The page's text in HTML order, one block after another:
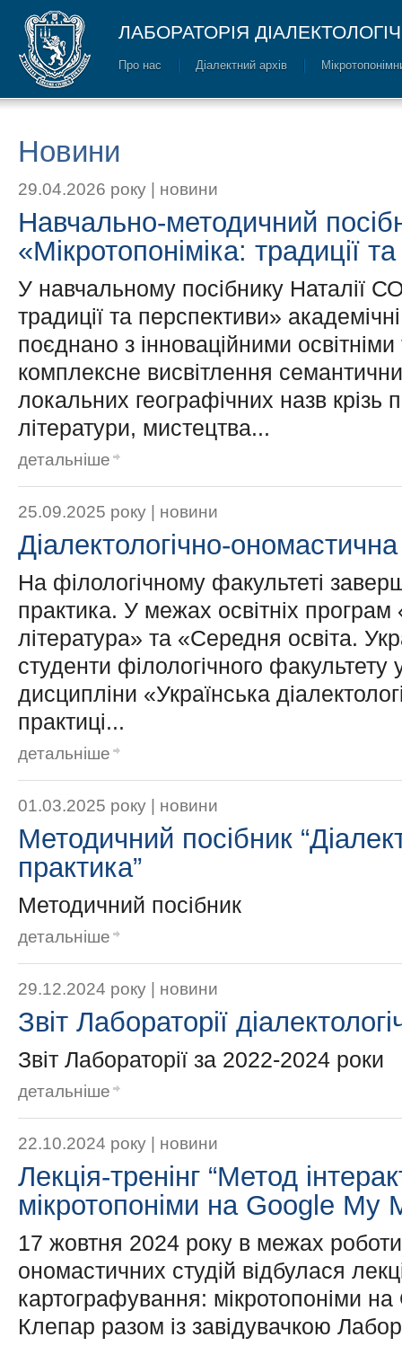
ЛАБОРАТОРІЯ
Про нас Діалектний архів
Новини
29.04.2026 року | новини
Навчально-методичний
«Мікротопоніміка: традиції
У навчальному посібнику Наталії
традиції та перспективи»
поєднано з інноваційними
комплексне висвітлення
локальних географічних назв крізь
літератури, мистецтва...
детальніше
25.09.2025 року | новини
Діалектологічно-
На філологічному факультеті
практика. У межах освітніх програм
література» та «Середня освіта.
студенти філологічного
дисципліни «Українська
практиці...
детальніше
01.03.2025 року | новини
Методичний посібник
практика”
Методичний посібник
детальніше
29.12.2024 року | новини
Звіт Лабораторії
Звіт Лабораторії за 2022-2024 роки
детальніше
22.10.2024 року | новини
Лекція-тренінг “Метод
мікротопоніми на Google My
17 жовтня 2024 року в межах роботи
ономастичних студій відбулася
картографування: мікротопоніми
Клепар разом із завідувачкою